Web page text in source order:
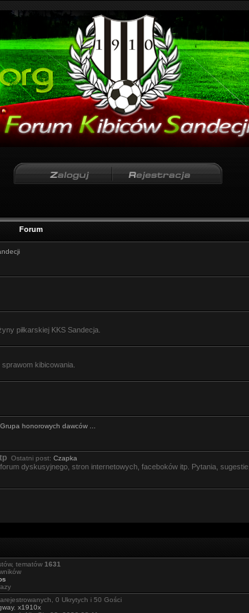
Forum
piłkarskiej KKS Sandecja.
kibicowania.
Grupa honorowych dawców ...
Ostatni post: Czapka
dyskusyjnego, stron internetowych, faceboków itp. Pytania, sugestie,
tematów 1631
0 Ukrytych i 50 Gości
, x1910x